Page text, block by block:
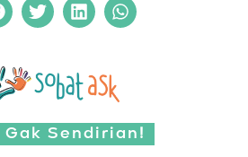
Gak Sendirian!